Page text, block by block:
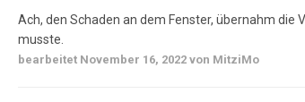
Ach, den Schaden an dem Fenster, übernahm
musste.
bearbeitet November 16, 2022 von MitziMo